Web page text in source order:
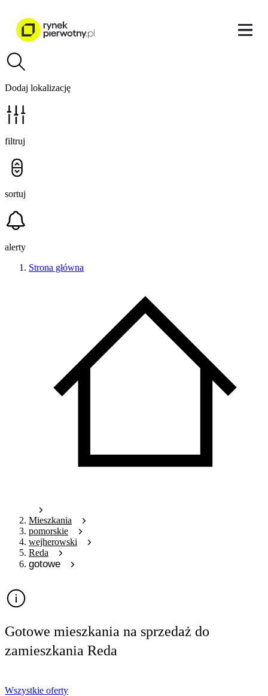
Dodaj lokalizację
filtruj
sortuj
alerty
Strona główna
Mieszkania
pomorskie
wejherowski
Reda
gotowe
Gotowe mieszkania na sprzedaż do
zamieszkania Reda
Wszystkie oferty